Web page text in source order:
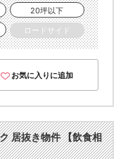
20坪以下
ロードサイド
お気に入りに追加
居抜き物件 【飲食相